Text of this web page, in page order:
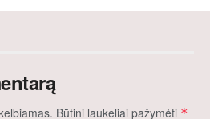
Būtini laukeliai pažymėti *